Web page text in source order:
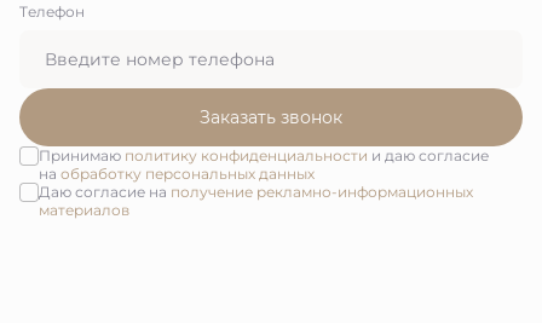
Tелефон
Заказать звонок
Принимаю политику конфиденциальности и даю согласие
на обработку персональных данных
Даю согласие на получение рекламно-информационных
материалов